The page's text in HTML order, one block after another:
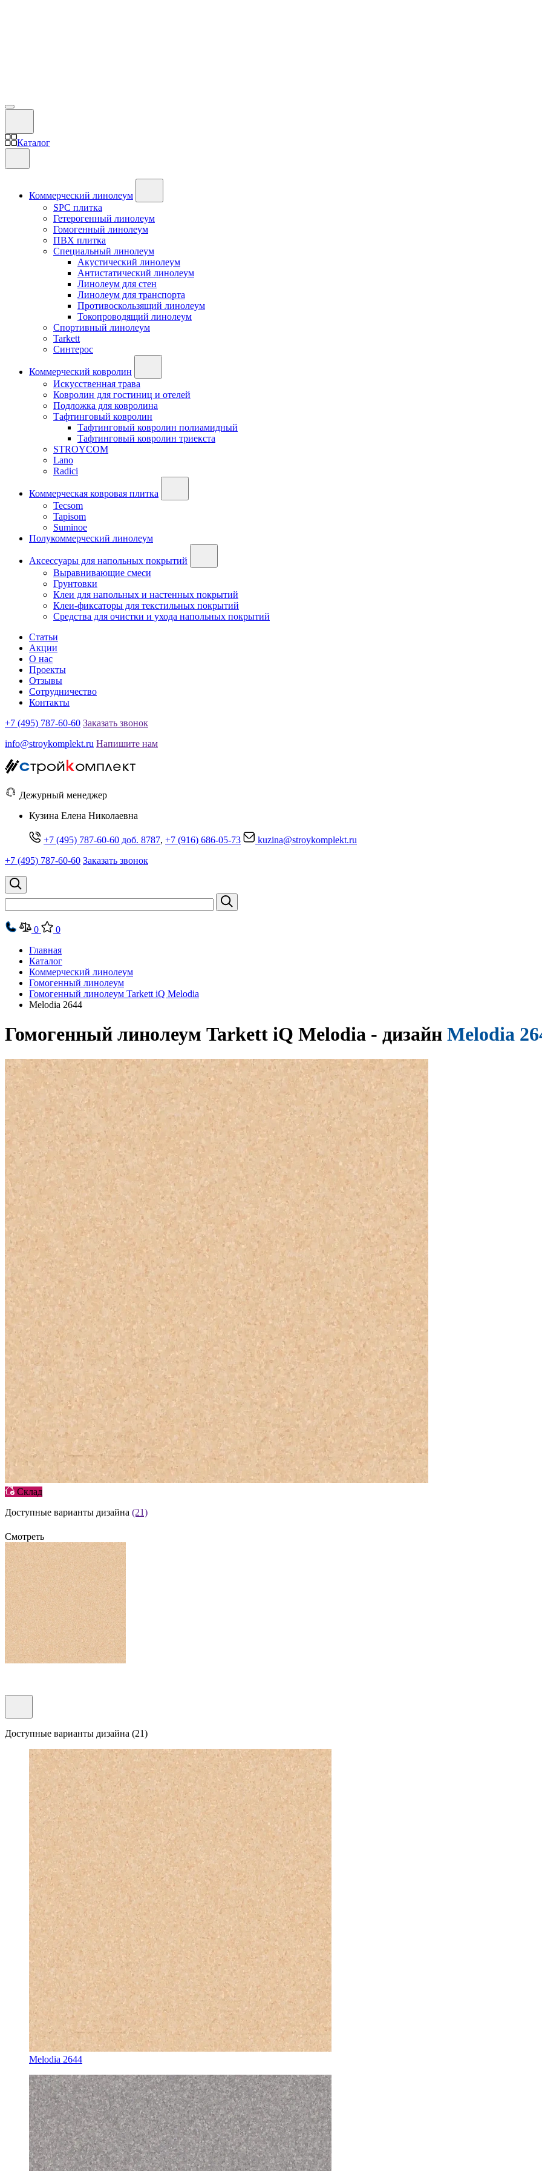
Каталог
Коммерческий линолеум
SPC плитка
Гетерогенный линолеум
Гомогенный линолеум
ПВХ плитка
Специальный линолеум
Акустический линолеум
Антистатический линолеум
Линолеум для стен
Линолеум для транспорта
Противоскользящий линолеум
Токопроводящий линолеум
Спортивный линолеум
Tarkett
Синтерос
Коммерческий ковролин
Искусственная трава
Ковролин для гостиниц и отелей
Подложка для ковролина
Тафтинговый ковролин
Тафтинговый ковролин полиамидный
Тафтинговый ковролин триекста
STROYCOM
Lano
Radici
Коммерческая ковровая плитка
Tecsom
Tapisom
Suminoe
Полукоммерческий линолеум
Аксессуары для напольных покрытий
Выравнивающие смеси
Грунтовки
Клеи для напольных и настенных покрытий
Клеи-фиксаторы для текстильных покрытий
Средства для очистки и ухода напольных покрытий
Статьи
Акции
О нас
Проекты
Отзывы
Сотрудничество
Контакты
+7 (495) 787-60-60 Заказать звонок
info@stroykomplekt.ru Напишите нам
Дежурный менеджер
Кузина Елена Николаевна
+7 (495) 787-60-60 доб. 8787, +7 (916) 686-05-73
kuzina@stroykomplekt.ru
+7 (495) 787-60-60 Заказать звонок
0
0
Главная
Каталог
Коммерческий линолеум
Гомогенный линолеум
Гомогенный линолеум Tarkett iQ Melodia
Melodia 2644
Гомогенный линолеум Tarkett iQ Melodia - дизайн Melodia
Склад
Доступные варианты дизайна (21)
Смотреть
Доступные варианты дизайна (21)
Melodia 2644